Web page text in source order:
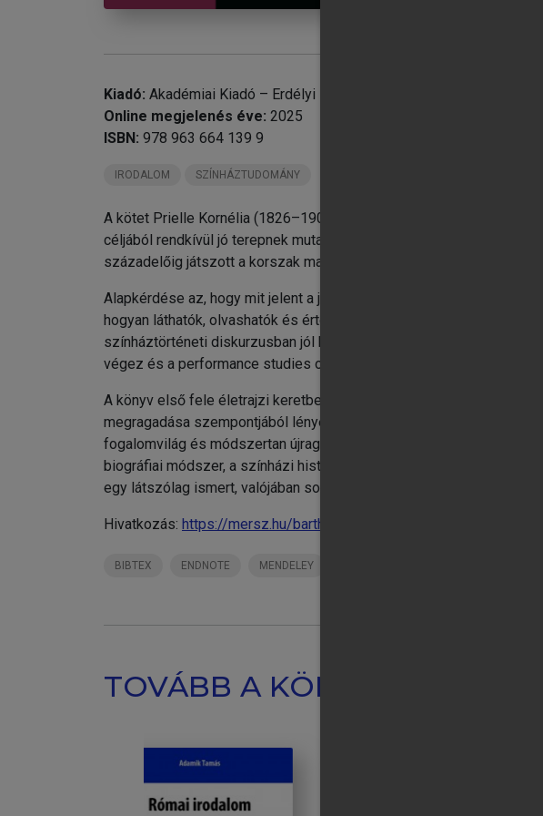
Kiadó: Akadémiai Kiadó – Erdélyi Múzeum-Egyesület
Online megjelenés éve: 2025
ISBN: 978 963 664 139 9
IRODALOM SZÍNHÁZTUDOMÁNY
A kötet Prielle Kornélia (1826–1906) színésznő pályájához
céljából rendkívül jó terepnek mutatkozik Prielle életműve és
századelőig játszott a korszak magyar nyelvű hivatásos
Alapkérdése az, hogy mit jelent a játékstílus, illetőleg a játékmód és
hogyan láthatók, olvashatók és értelmezhetők a múlt színházi
színháztörténeti diskurzusban jól kijelölt helyéről azáltal, hogy
végez és a performance studies optikáját hasznosítja?
A könyv első fele életrajzi keretben vizsgálja a pálya
megragadása szempontjából lényegesek. A második fele pedig a
fogalomvilág és módszertan újragondolásával és kidolgozásával,
biográfiai módszer, a színházi historiográfia és a performance
egy látszólag ismert, valójában sok ismeretlen mozzanatot és
Hivatkozás: https://mersz.hu/bartha-torteneti-jatekstilus-es-
BIBTEX ENDNOTE MENDELEY
TOVÁBB A KÖNYVTÁRBA